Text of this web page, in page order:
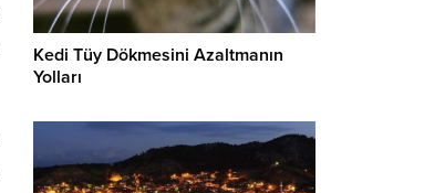
Kedi Tüy Dökmesini Azaltmanın
Yolları